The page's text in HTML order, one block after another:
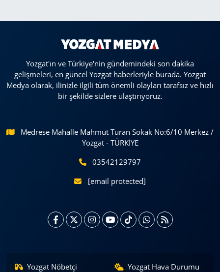
Yozgat'ın ve Türkiye'nin gündemindeki son dakika
gelişmeleri, en güncel Yozgat haberleriyle burada. Yozgat
Medya olarak, ilinizle ilgili tüm önemli olayları tarafsız ve hızlı
bir şekilde sizlere ulaştırıyoruz.
Medrese Mahalle Mahmut Turan Sokak No:6/10 Merkez /
Yozgat - TÜRKİYE
03542129797
[email protected]
Yozgat Nöbetçi
Yozgat Hava Durumu